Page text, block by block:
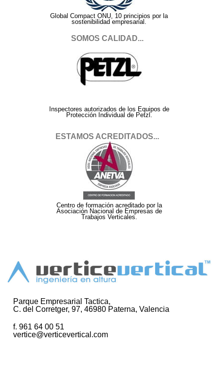
Global Compact ONU, 10 principios por la
sostenibilidad empresarial.
SOMOS CALIDAD...
Inspectores autorizados de los Equipos de
Protección Individual de Petzl.
ESTAMOS ACREDITADOS...
Centro de formación acreditado por la
Asociación Nacional de Empresas de
Trabajos Verticales.
Parque Empresarial Tactica,
C. del Corretger, 97, 46980 Paterna, Valencia
f. 961 64 00 51
vertice@verticevertical.com